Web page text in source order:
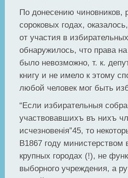
По донесению чиновников,
сороковых годах,
от участия в
обнаружилось, что права
было невозможно, т. к.
книгу и не имело к этому
любой человек мог быть
“Если избирательныя
участвовавшихъ въ нихъ
исчезновенiя”45, то
В1867 году министерством
крупных городах (!), не
выборного учреждения, а